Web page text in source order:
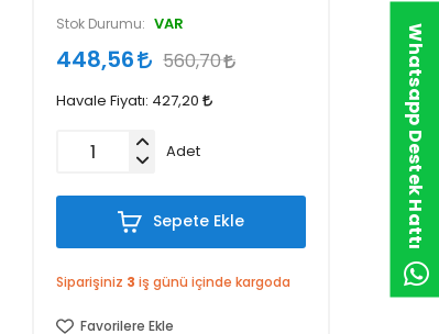
Stok Durumu: VAR
448,56 560,70
Havale Fiyatı: 427,20
Adet
Sepete Ekle
Siparişiniz 3 iş günü içinde kargoda
Favorilere Ekle
Whatsapp Destek Hattı